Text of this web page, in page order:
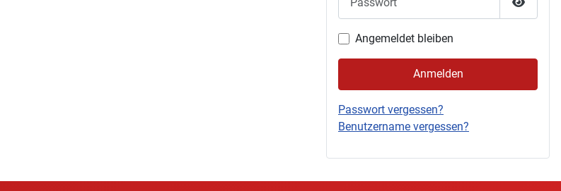
Angemeldet bleiben
Anmelden
Passwort vergessen?
Benutzername vergessen?